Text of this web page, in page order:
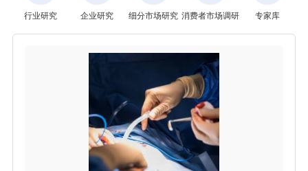
行业研究 企业研究 细分市场研究 消费者市场调研 专家库